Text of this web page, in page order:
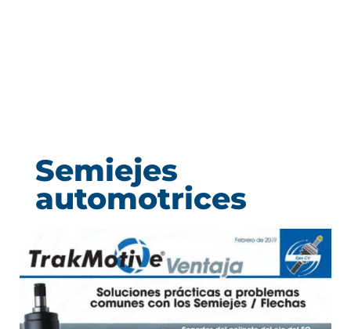
Semiejes
automotrices